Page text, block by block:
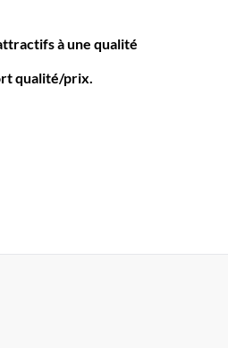
à une qualité
qualité/prix.